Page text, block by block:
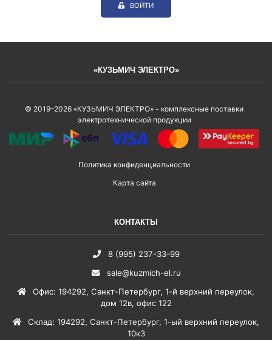
ВОЙТИ
«КУЗЬМИЧ ЭЛЕКТРО»
© 2019–2026 «КУЗЬМИЧ ЭЛЕКТРО» - комплексные поставки
электротехнической продукции
Политика конфиденциальности
Карта сайта
КОНТАКТЫ
8 (995) 237-33-99
sale@kuzmich-el.ru
Офис: 194292, Санкт-Петербург, 1-й верхний переулок,
дом 12в, офис 122
Склад: 194292, Санкт-Петербург, 1-ый верхний переулок,
10к3